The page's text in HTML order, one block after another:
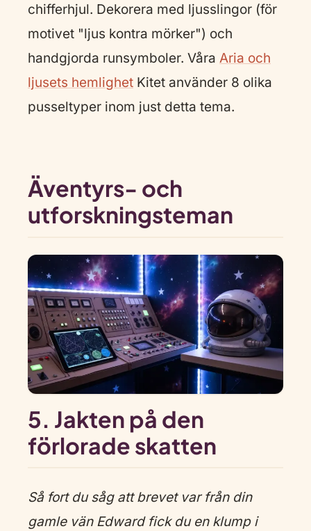
chifferhjul. Dekorera med ljusslingor (för
motivet "ljus kontra mörker") och
handgjorda runsymboler. Våra Aria och
ljusets hemlighet Kitet använder 8 olika
pusseltyper inom just detta tema.
Äventyrs- och
utforskningsteman
5. Jakten på den
förlorade skatten
Så fort du såg att brevet var från din
gamle vän Edward fick du en klump i